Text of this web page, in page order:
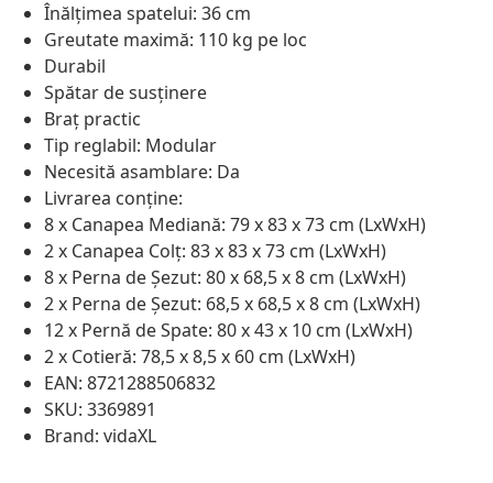
Înălțimea spatelui: 36 cm
Greutate maximă: 110 kg pe loc
Durabil
Spătar de susținere
Braț practic
Tip reglabil: Modular
Necesită asamblare: Da
Livrarea conține:
8 x Canapea Mediană: 79 x 83 x 73 cm (LxWxH)
2 x Canapea Colț: 83 x 83 x 73 cm (LxWxH)
8 x Perna de Șezut: 80 x 68,5 x 8 cm (LxWxH)
2 x Perna de Șezut: 68,5 x 68,5 x 8 cm (LxWxH)
12 x Pernă de Spate: 80 x 43 x 10 cm (LxWxH)
2 x Cotieră: 78,5 x 8,5 x 60 cm (LxWxH)
EAN: 8721288506832
SKU: 3369891
Brand: vidaXL